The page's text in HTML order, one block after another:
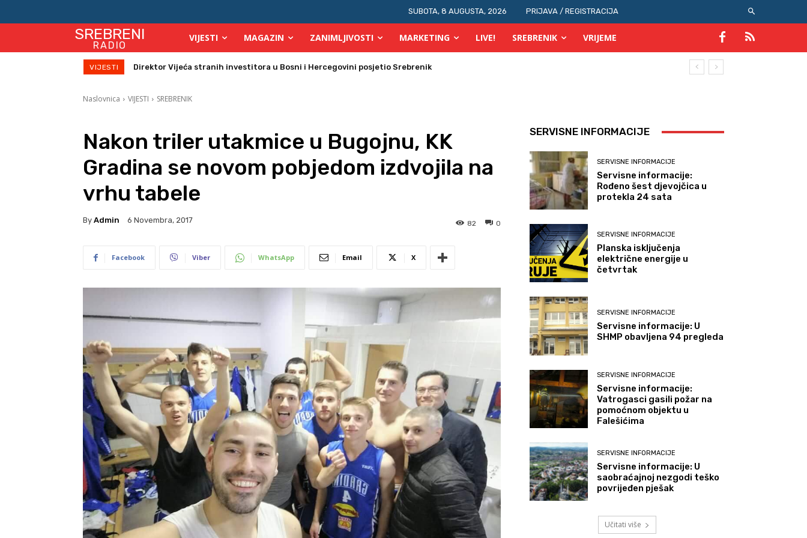
SUBOTA, 8 AUGUSTA, 2026 PRIJAVA / REGISTRACIJA
SREBRENI
RADIO
VIJESTI MAGAZIN ZANIMLJIVOSTI MARKETING LIVE! SREBRENIK VRIJEME
VIJESTI Zbog velikih vrućina povećan broj požara u TK
Naslovnica VIJESTI SREBRENIK
Nakon triler utakmice u Bugojnu, KK
Gradina se novom pobjedom izdvojila na
vrhu tabele
By Admin 6 Novembra, 2017 0
82
Facebook Viber WhatsApp Email X
SERVISNE INFORMACIJE
SERVISNE INFORMACIJE
Servisne informacije:
Rođeno šest djevojčica u
protekla 24 sata
SERVISNE INFORMACIJE
Planska isključenja
električne energije u
četvrtak
SERVISNE INFORMACIJE
Servisne informacije: U
SHMP obavljena 94 pregleda
SERVISNE INFORMACIJE
Servisne informacije:
Vatrogasci gasili požar na
pomoćnom objektu u
Falešićima
SERVISNE INFORMACIJE
Servisne informacije: U
saobraćajnoj nezgodi teško
povrijeđen pješak
Učitati više